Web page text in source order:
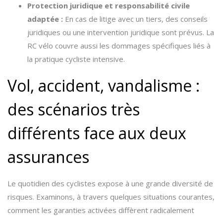
Protection juridique et responsabilité civile
adaptée : En cas de litige avec un tiers, des conseils
juridiques ou une intervention juridique sont prévus. La
RC vélo couvre aussi les dommages spécifiques liés à
la pratique cycliste intensive.
Vol, accident, vandalisme :
des scénarios très
différents face aux deux
assurances
Le quotidien des cyclistes expose à une grande diversité de
risques. Examinons, à travers quelques situations courantes,
comment les garanties activées diffèrent radicalement